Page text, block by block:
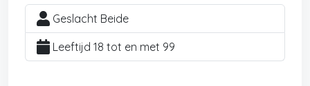
Geslacht Beide
Leeftijd 18 tot en met 99